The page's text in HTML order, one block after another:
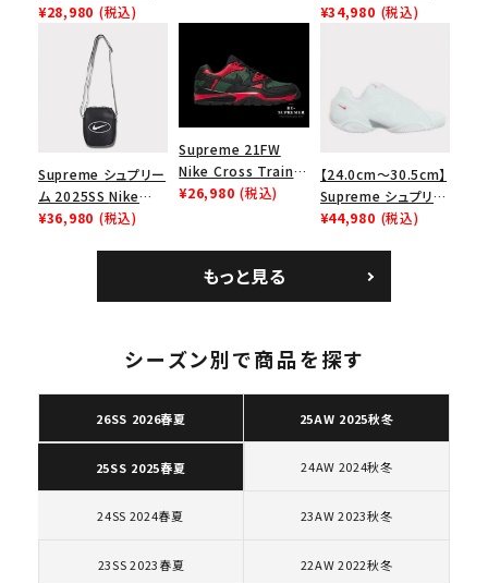
人気ワード 2026SS 2025AW 2025SS
Tシャツ・ロングスリーブ
キャップ・ハット
パーカー・クルーネック
カテゴリーから探す
Force 1 Low シュプ
リーム ナイキエアフォ
ース１スニーカー シ
ューズ ホワイト
¥28,980 (税込)
SB Air Max 2 CB 94
¥34,980 (税込)
Supreme シュプリー
ム 2025SS Nike
Leather Shoulder
¥36,980 (税込)
Supreme 21FW
Nike Cross Trainer
Low ナイキクロスト
¥26,980 (税込)
【24.0cm～30.5cm】
Supreme シュプリー
ム 2023AW Nike
カー ホワイト 白
¥44,980 (税込)
もっと見る
シーズン別で商品を探す
26SS 2026春夏 25AW 2025秋冬
25SS 2025春夏 24AW 2024秋冬
24SS 2024春夏 23AW 2023秋冬
23SS 2023春夏 22AW 2022秋冬